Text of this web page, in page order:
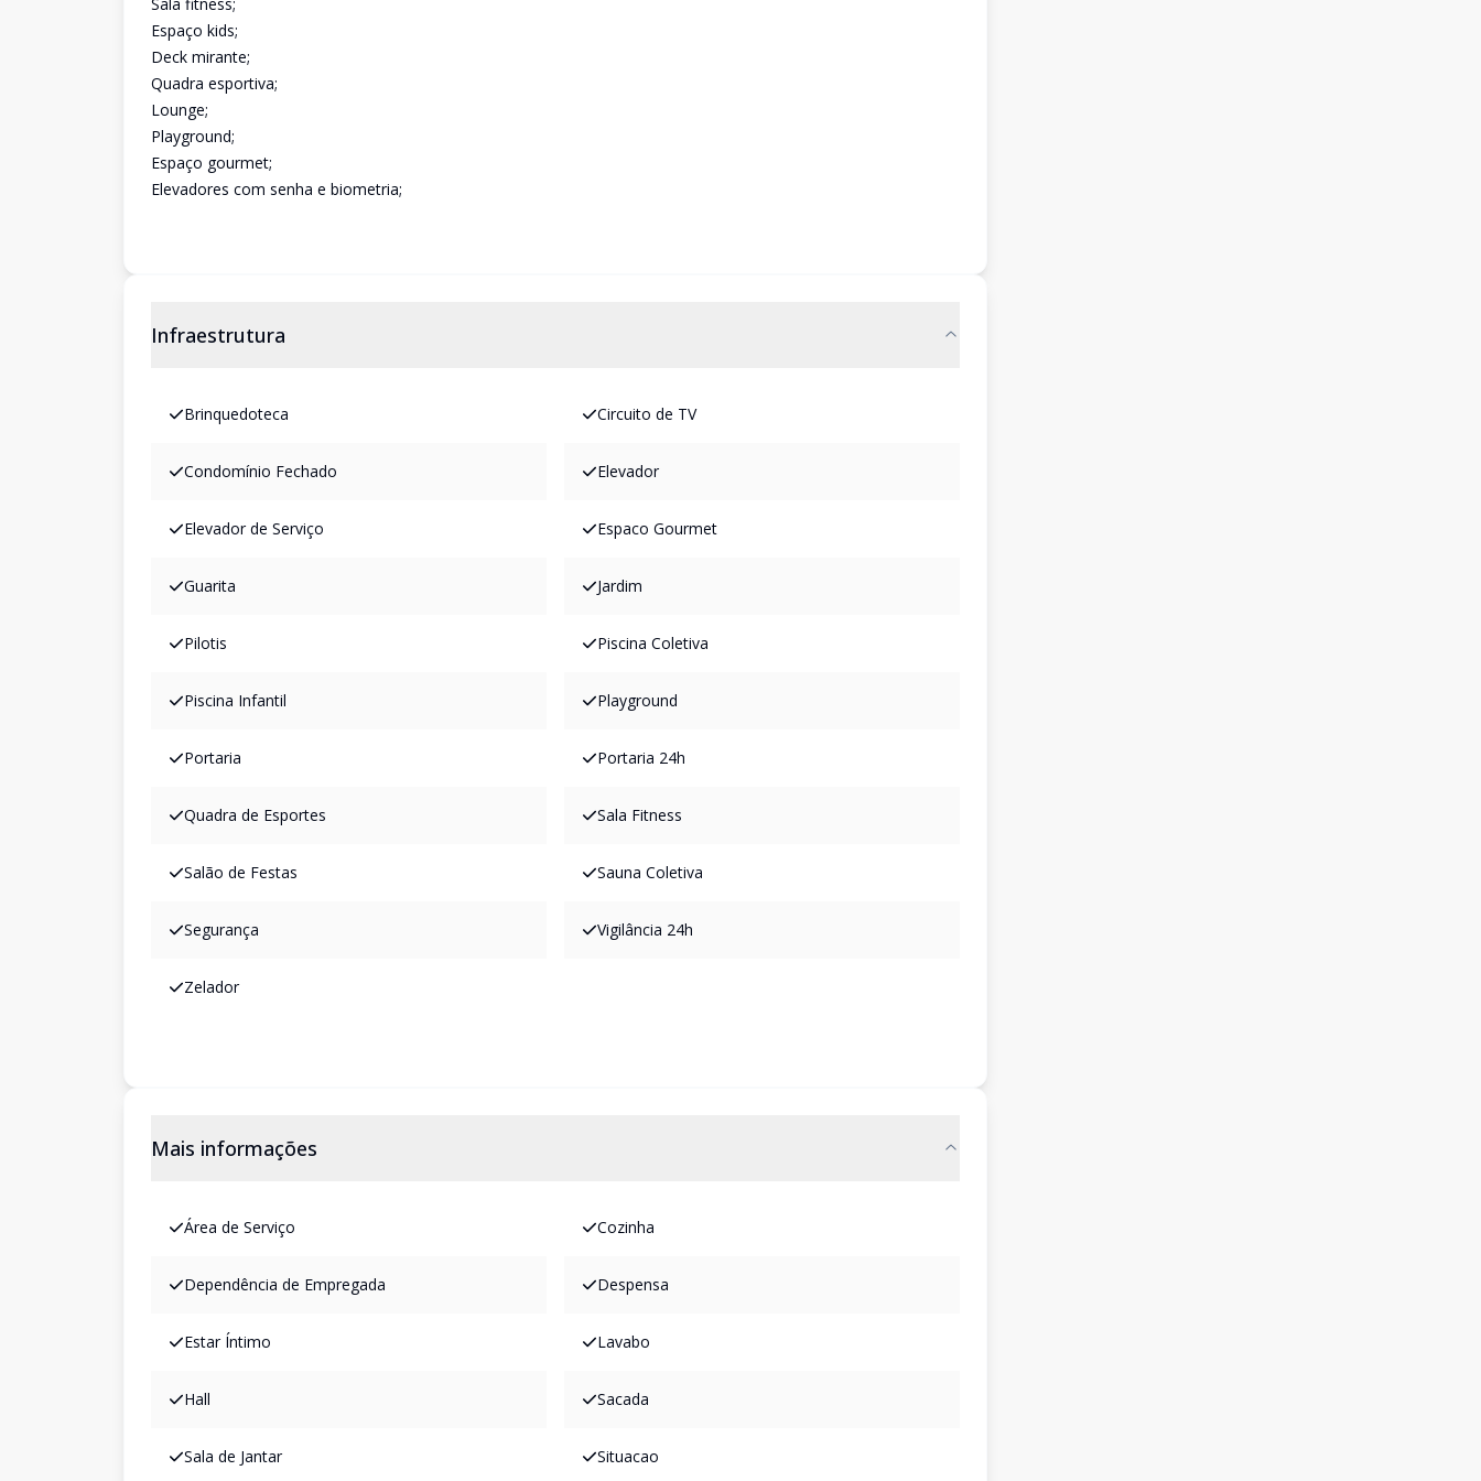
Espaço kids;
Deck mirante;
Quadra esportiva;
Lounge;
Playground;
Espaço gourmet;
Elevadores com senha e biometria;
Infraestrutura
Brinquedoteca Circuito de TV
Condomínio Fechado Elevador
Elevador de Serviço Espaco Gourmet
Guarita Jardim
Pilotis Piscina Coletiva
Piscina Infantil Playground
Portaria Portaria 24h
Quadra de Esportes Sala Fitness
Salão de Festas Sauna Coletiva
Segurança Vigilância 24h
Zelador
Mais informações
Área de Serviço Cozinha
Dependência de Empregada Despensa
Estar Íntimo Lavabo
Hall Sacada
Sala de Jantar Situacao